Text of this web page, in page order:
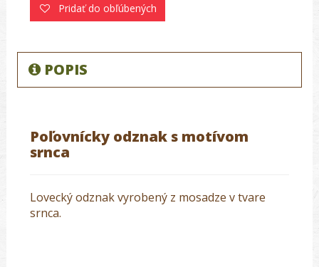
Pridať do obľúbených
POPIS
Poľovnícky odznak s motívom
srnca
Lovecký odznak vyrobený z mosadze v tvare
srnca.